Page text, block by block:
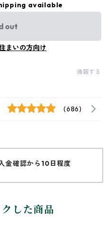
available
out
まいの方向け
通報する
(686)
金確認から10日程度
した商品